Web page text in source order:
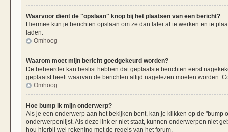
Waarvoor dient de "opslaan" knop bij het plaatsen van een bericht?
Hiermee kun je berichten opslaan om ze dan later af te werken en te
laden.
Omhoog
Waarom moet mijn bericht goedgekeurd worden?
De beheerder kan beslist hebben dat geplaatste berichten eerst
geplaatst heeft waarvan de berichten altijd nagelezen moeten worden.
Omhoog
Hoe bump ik mijn onderwerp?
Als je een onderwerp aan het bekijken bent, kan je klikken op de
onderwerpenlijst. Als deze link er niet staat, kunnen onderwerpen niet
hou hierbij wel rekening met de regels van het forum.